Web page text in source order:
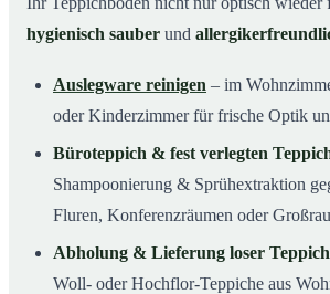
hygienisch sauber und
Auslegware reinigen – im
oder Kinderzimmer für frische Optik
Büroteppich & fest verlegten
Shampoonierung & Sprühextraktion
Fluren, Konferenzräumen oder
Abholung & Lieferung loser
Woll- oder Hochflor-Teppiche aus